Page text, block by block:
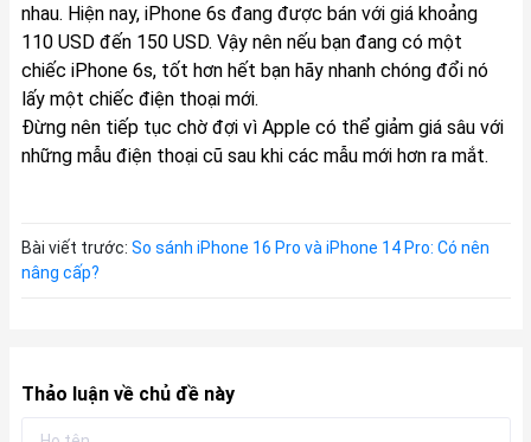
nhau. Hiện nay, iPhone 6s đang được bán với giá khoảng
110 USD đến 150 USD. Vậy nên nếu bạn đang có một
chiếc iPhone 6s, tốt hơn hết bạn hãy nhanh chóng đổi nó
lấy một chiếc điện thoại mới.
Đừng nên tiếp tục chờ đợi vì Apple có thể giảm giá sâu với
những mẫu điện thoại cũ sau khi các mẫu mới hơn ra mắt.
Bài viết trước: So sánh iPhone 16 Pro và iPhone 14 Pro: Có nên
nâng cấp?
Thảo luận về chủ đề này